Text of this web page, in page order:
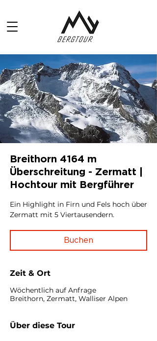
Breithorn 4164 m
Überschreitung - Zermatt |
Hochtour mit Bergführer
Ein Highlight in Firn und Fels hoch über
Buchen
Zeit & Ort
Wöchentlich auf Anfrage
Breithorn, Zermatt, Walliser Alpen
Über diese Tour